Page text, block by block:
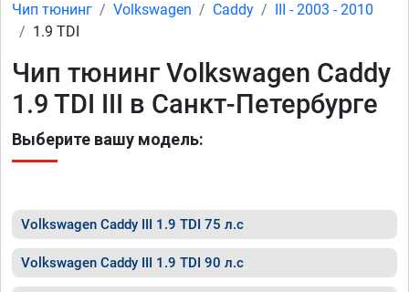
Чип тюнинг Volkswagen Caddy
III - 2003 - 2010
1.9 TDI
Чип тюнинг Volkswagen Caddy
1.9 TDI III в Санкт-Петербурге
Выберите вашу модель:
Volkswagen Caddy III 1.9 TDI 75 л.с
Volkswagen Caddy III 1.9 TDI 90 л.с